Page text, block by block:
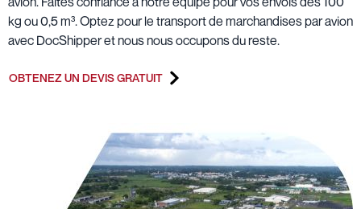
kg ou 0,5 m³. Optez pour le transport de marchandises par avion
avec DocShipper et nous nous occupons du reste.
OBTENEZ UN DEVIS GRATUIT